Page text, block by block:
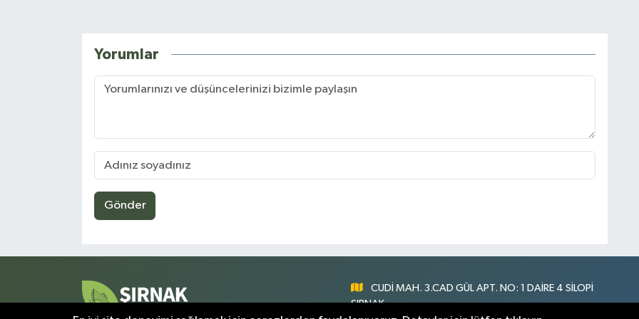
Yorumlar
Gönder
CUDİ MAH. 3.CAD GÜL APT. NO: 1 DAİRE 4 SİLOPİ
ŞIRNAK